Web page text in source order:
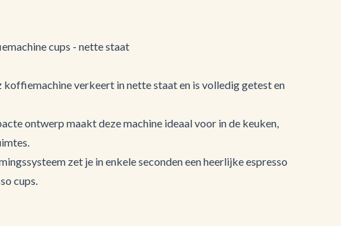
cups - nette staat
koffiemachine verkeert in nette staat en is volledig getest en
ontwerp maakt deze machine ideaal voor in de keuken,
zet je in enkele seconden een heerlijke espresso
cups.